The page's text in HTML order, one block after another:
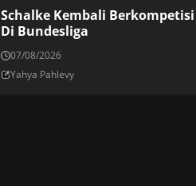
Schalke Kembali Berkompetisi
Di Bundesliga
07/08/2026
Yahya Pahlevy